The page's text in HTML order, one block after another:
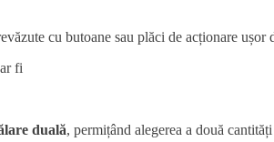
cu butoane sau plăci de acționare ușor
fi
duală, permițând alegerea a două